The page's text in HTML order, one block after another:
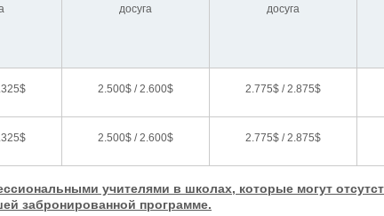
досуга
досуга
2.500$ / 2.600$ 2.775$ / 2.875$
2.500$ / 2.600$ 2.775$ / 2.875$
учителями в школах, которые могут
забронированной программе.